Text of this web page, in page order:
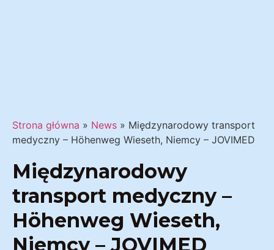
Strona główna » News » Międzynarodowy transport
medyczny – Höhenweg Wieseth, Niemcy – JOVIMED
Międzynarodowy
transport medyczny –
Höhenweg Wieseth,
Niemcy – JOVIMED